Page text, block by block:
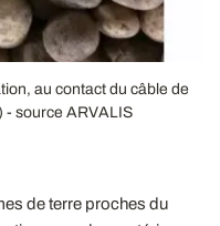
au contact du câble de
- source ARVALIS
de terre proches du